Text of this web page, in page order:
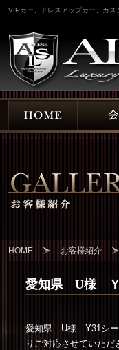
VIPカー、ドレスアップカー、カ
HOME お客様紹介
愛知県 U様 Ｙ
愛知県 U様 Y31シー
りご対応させていた